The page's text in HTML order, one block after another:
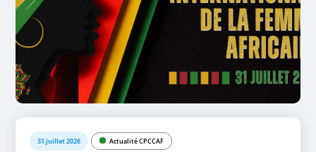
31 juillet 2026 Actualité CPCCAF